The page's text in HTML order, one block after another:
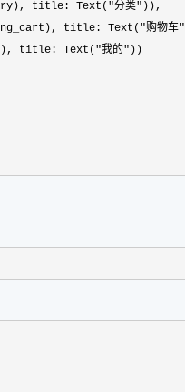
title: Text(
"分类" )),
title: Text(
"购物车"
title: Text(
"我的" ))